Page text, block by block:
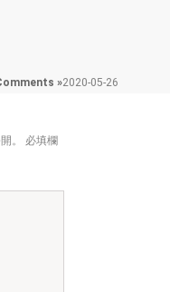
»2020-05-26
。
必填欄